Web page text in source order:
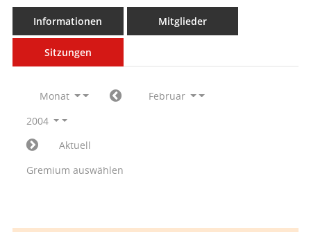
Informationen Mitglieder
Sitzungen
Monat
Februar
2004
Aktuell
Gremium auswählen